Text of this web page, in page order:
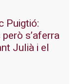
Puigtió:
s’aferra
Julià i el